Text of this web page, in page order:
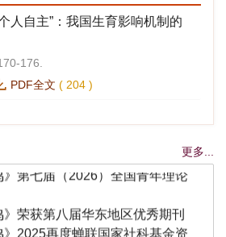
人自主”：我国生育影响机制的
176.
PDF全文 ( 204 )
更多...
“人工智能与未来社会”栏目入选
期刊重点专栏建设名单
招聘实习编辑
》第七届（2026）全国青年理论
荣获第八届华东地区优秀期刊
2025再度蝉联国家社科基金资